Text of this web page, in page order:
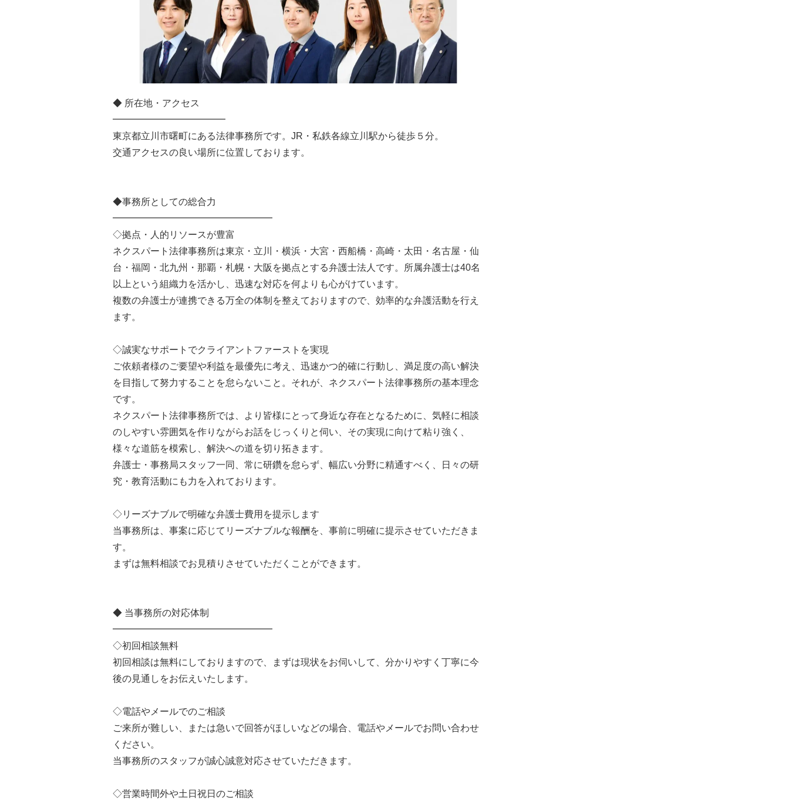
◆ 所在地・アクセス
━━━━━━━━━━━━
東京都立川市曙町にある法律事務所です。JR・私鉄各線立川駅から徒歩５分。
交通アクセスの良い場所に位置しております。
◆事務所としての総合力
━━━━━━━━━━━━━━━━━
◇拠点・人的リソースが豊富
ネクスパート法律事務所は東京・立川・横浜・大宮・⻄船橋・高崎・太田・名古屋・仙
台・福岡・北九州・那覇・札幌・大阪を拠点とする弁護士法人です。所属弁護士は40名
以上という組織力を活かし、迅速な対応を何よりも心がけています。
複数の弁護士が連携できる万全の体制を整えておりますので、効率的な弁護活動を行え
ます。
◇誠実なサポートでクライアントファーストを実現
ご依頼者様のご要望や利益を最優先に考え、迅速かつ的確に行動し、満足度の高い解決
を目指して努力することを怠らないこと。それが、ネクスパート法律事務所の基本理念
です。
ネクスパート法律事務所では、より皆様にとって身近な存在となるために、気軽に相談
のしやすい雰囲気を作りながらお話をじっくりと伺い、その実現に向けて粘り強く、
様々な道筋を模索し、解決への道を切り拓きます。
弁護士・事務局スタッフ一同、常に研鑽を怠らず、幅広い分野に精通すべく、日々の研
究・教育活動にも力を入れております。
◇リーズナブルで明確な弁護士費用を提示します
当事務所は、事案に応じてリーズナブルな報酬を、事前に明確に提示させていただきま
す。
まずは無料相談でお見積りさせていただくことができます。
◆ 当事務所の対応体制
━━━━━━━━━━━━━━━━━
◇初回相談無料
初回相談は無料にしておりますので、まずは現状をお伺いして、分かりやすく丁寧に今
後の見通しをお伝えいたします。
◇電話やメールでのご相談
ご来所が難しい、または急いで回答がほしいなどの場合、電話やメールでお問い合わせ
ください。
当事務所のスタッフが誠心誠意対応させていただきます。
◇営業時間外や土日祝日のご相談